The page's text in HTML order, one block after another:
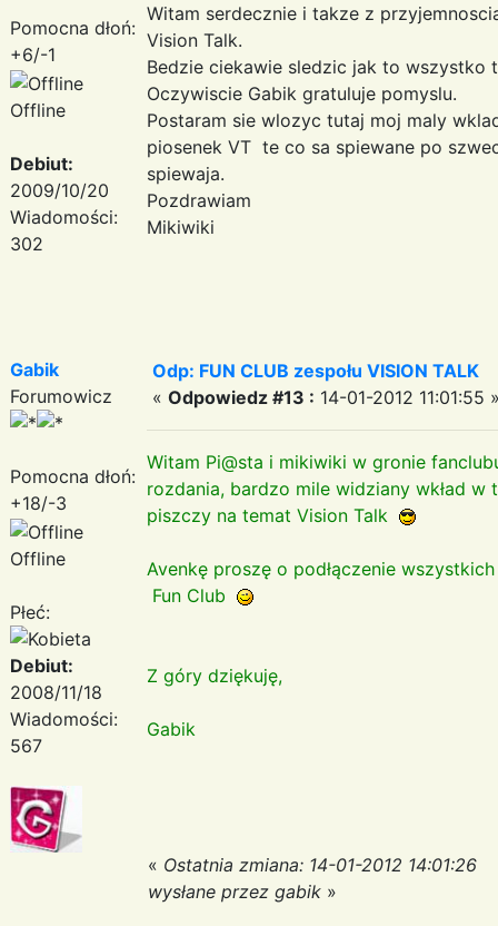
Pomocna dłoń:
+6/-1
Offline
Debiut:
2009/10/20
Wiadomości:
302
Witam serdecznie i takze z
Vision Talk.
Bedzie ciekawie sledzic jak to wszystko
Oczywiscie Gabik gratuluje pomyslu.
Postaram sie wlozyc tutaj moj maly
piosenek VT te co sa spiewane po
spiewaja.
Pozdrawiam
Mikiwiki
Gabik
Forumowicz
Pomocna dłoń:
+18/-3
Offline
Płeć:
Debiut:
2008/11/18
Wiadomości:
567
Odp: FUN CLUB zespołu VISION TALK
« Odpowiedz #13 : 14-01-2012 11:01:55
Witam Pi@sta i mikiwiki w gronie
rozdania, bardzo mile widziany wkład
piszczy na temat Vision Talk
Avenkę proszę o podłączenie
Fun Club
Z góry dziękuję,
Gabik
« Ostatnia zmiana: 14-01-2012 14:01:26
wysłane przez gabik »